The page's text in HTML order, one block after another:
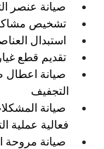
صيانة عنصر
تشخيص
استبدال
تقديم قطع
صيانة اعطال
التجفيف
صيانة
فعالية عملية
صيانة مروحة